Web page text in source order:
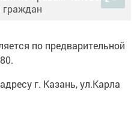
по предварительной
г. Казань, ул.Карла